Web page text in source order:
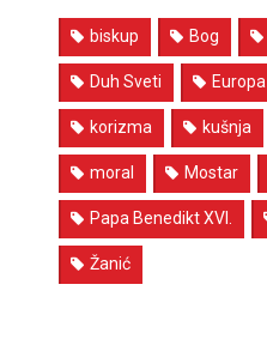
biskup Bog
Duh Sveti Europa
korizma kušnja
moral Mostar
Papa Benedikt XVI.
Žanić